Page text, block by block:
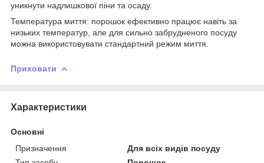
уникнути надлишкової піни та осаду.
Температура миття: порошок ефективно працює навіть за
низьких температур, але для сильно забрудненого посуду
можна використовувати стандартний режим миття.
Приховати
Характеристики
Основні
Призначення
Для всіх видів посуду